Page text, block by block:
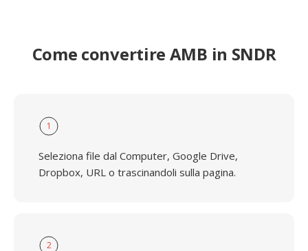
Come convertire AMB in SNDR
1
Seleziona file dal Computer, Google Drive,
Dropbox, URL o trascinandoli sulla pagina.
2